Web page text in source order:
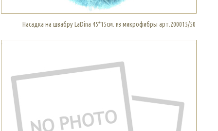
Насадка на швабру LaDina 45*15см. из микрофибры арт.200015/50